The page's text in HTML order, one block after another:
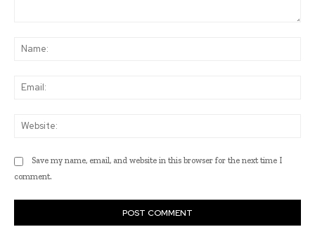
Save my name, email, and website in this browser for the next time I
comment.